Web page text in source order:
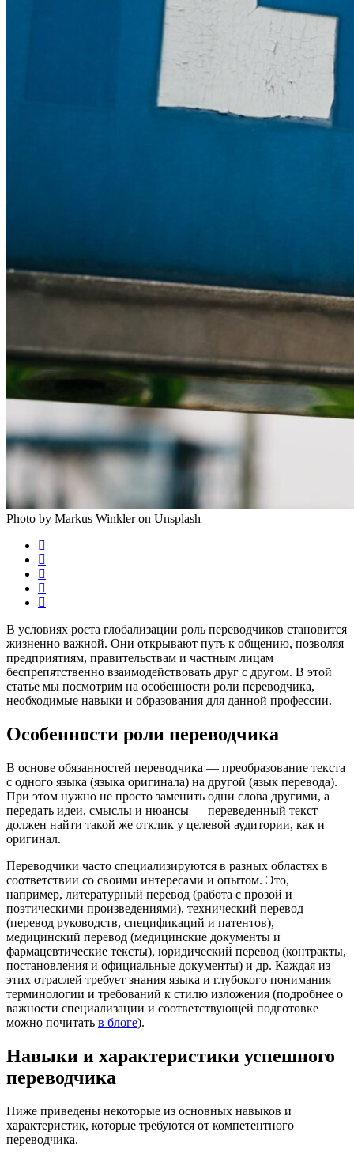
Photo by Markus Winkler on Unsplash
В условиях роста глобализации роль переводчиков становится
жизненно важной. Они открывают путь к общению, позволяя
предприятиям, правительствам и частным лицам
беспрепятственно взаимодействовать друг с другом. В этой
статье мы посмотрим на особенности роли переводчика,
необходимые навыки и образования для данной профессии.
Особенности роли переводчика
В основе обязанностей переводчика — преобразование текста
с одного языка (языка оригинала) на другой (язык перевода).
При этом нужно не просто заменить одни слова другими, а
передать идеи, смыслы и нюансы — переведенный текст
должен найти такой же отклик у целевой аудитории, как и
оригинал.
Переводчики часто специализируются в разных областях в
соответствии со своими интересами и опытом. Это,
например, литературный перевод (работа с прозой и
поэтическими произведениями), технический перевод
(перевод руководств, спецификаций и патентов),
медицинский перевод (медицинские документы и
фармацевтические тексты), юридический перевод (контракты,
постановления и официальные документы) и др. Каждая из
этих отраслей требует знания языка и глубокого понимания
терминологии и требований к стилю изложения (подробнее о
важности специализации и соответствующей подготовке
можно почитать в блоге).
Навыки и характеристики успешного
переводчика
Ниже приведены некоторые из основных навыков и
характеристик, которые требуются от компетентного
переводчика.